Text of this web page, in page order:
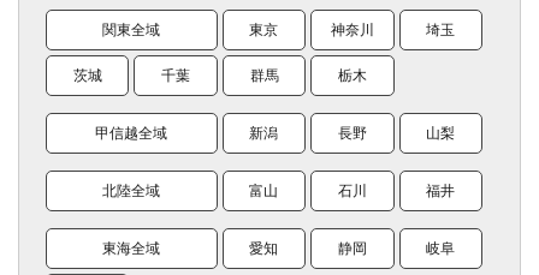
関東全域 東京 神奈川 埼玉
茨城 千葉 群馬 栃木
甲信越全域 新潟 長野 山梨
北陸全域 富山 石川 福井
東海全域 愛知 静岡 岐阜